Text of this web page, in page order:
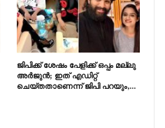
ജിപിക്ക് ശേഷം പേളിക്ക് ഒപ്പം മല്ലു
അർജുൻ; ഇത് എഡിറ്റ്
ചെയ്തതാണെന്ന് ജിപി പറയും,…